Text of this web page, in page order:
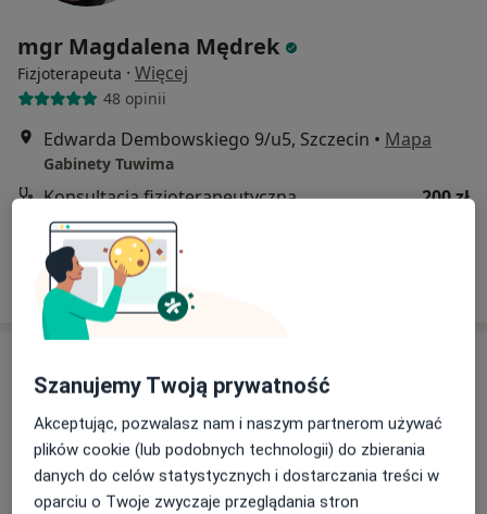
mgr Magdalena Mędrek
Fizjoterapeuta · Więcej
48 opinii
Edwarda Dembowskiego 9/u5, Szczecin • Mapa
Gabinety Tuwima
Konsultacja fizjoterapeutyczna
200 zł
Poproś o wizytę
Szanujemy Twoją prywatność
Akceptując, pozwalasz nam i naszym partnerom używać
plików cookie (lub podobnych technologii) do zbierania
danych do celów statystycznych i dostarczania treści w
oparciu o Twoje zwyczaje przeglądania stron